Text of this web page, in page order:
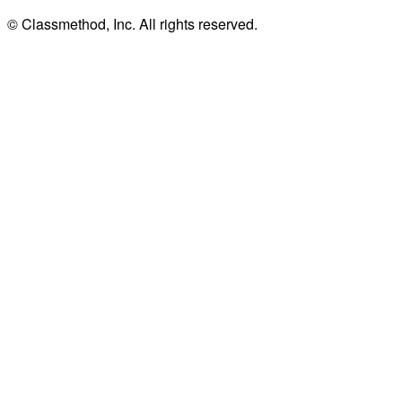
© Classmethod, Inc. All rights reserved.